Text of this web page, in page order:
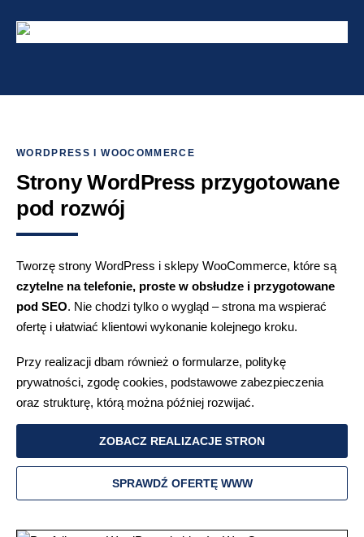
WORDPRESS I WOOCOMMERCE
Strony WordPress przygotowane
pod rozwój
Tworzę strony WordPress i sklepy WooCommerce, które są
czytelne na telefonie, proste w obsłudze i przygotowane
pod SEO. Nie chodzi tylko o wygląd – strona ma wspierać
ofertę i ułatwiać klientowi wykonanie kolejnego kroku.
Przy realizacji dbam również o formularze, politykę
prywatności, zgodę cookies, podstawowe zabezpieczenia
oraz strukturę, którą można później rozwijać.
ZOBACZ REALIZACJE STRON
SPRAWDŹ OFERTĘ WWW